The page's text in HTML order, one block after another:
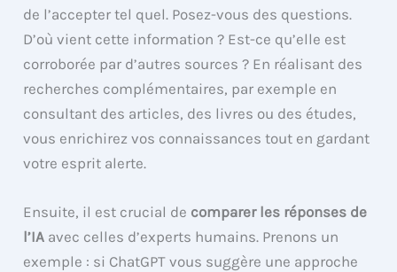
de l’accepter tel quel. Posez-vous des questions.
D’où vient cette information ? Est-ce qu’elle est
corroborée par d’autres sources ? En réalisant des
recherches complémentaires, par exemple en
consultant des articles, des livres ou des études,
vous enrichirez vos connaissances tout en gardant
votre esprit alerte.
Ensuite, il est crucial de comparer les réponses de
l’IA avec celles d’experts humains. Prenons un
exemple : si ChatGPT vous suggère une approche